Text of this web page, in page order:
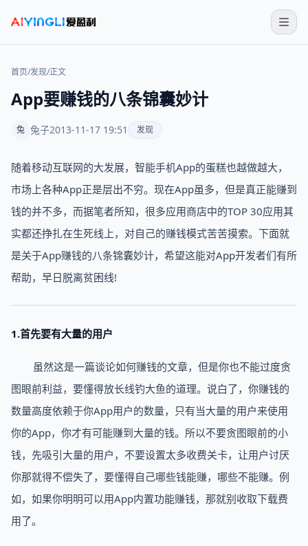
首页/发现/正文
App要赚钱的八条锦囊妙计
兔 兔子2013-11-17 19:51 发现
随着移动互联网的大发展，智能手机App的蛋糕也越做越大，
市场上各种App正是层出不穷。现在App虽多，但是真正能赚到
钱的并不多，而据笔者所知，很多应用商店中的TOP 30应用其
实都还挣扎在生死线上，对自己的赚钱模式苦苦摸索。下面就
是关于App赚钱的八条锦囊妙计，希望这能对App开发者们有所
帮助，早日脱离贫困线!
1.首先要有大量的用户
虽然这是一篇谈论如何赚钱的文章，但是你也不能过度贪
图眼前利益，要懂得放长线钓大鱼的道理。说白了，你赚钱的
数量高度依赖于你App用户的数量，只有当大量的用户来使用
你的App，你才有可能赚到大量的钱。所以不要贪图眼前的小
钱，先吸引大量的用户，不要设置太多收费关卡，让用户讨厌
你那就得不偿失了，要懂得自己哪些钱能赚，哪些不能赚。例
如，如果你明明可以用App内置功能赚钱，那就别收取下载费
用了。